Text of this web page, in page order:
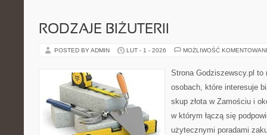
RODZAJE BIŻUTERII
POSTED BY ADMIN LUT - 1 - 2026 MOŻLIWOŚĆ
Strona Godziszewscy.pl
osobach, które interesuje
skup złota w Zamościu i
w którym łączą się
użytecznymi poradami